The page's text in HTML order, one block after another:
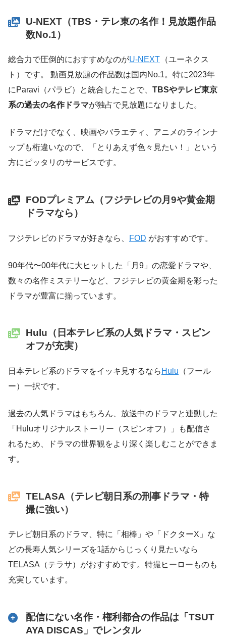
U-NEXT（TBS・テレ東の名作！見放題作品
数No.1）
総合力で圧倒的におすすめなのがU-NEXT （ユーネクス
ト）です。 動画見放題の作品数は国内No.1。特に2023年
にParavi（パラビ）と統合したことで、 TBSやテレビ東京
系の過去の名作ドラマが独占で見放題になりました。
ドラマだけでなく、映画やバラエティ、アニメのラインナ
ップも桁違いなので、「とりあえず色々見たい！」という
方にピッタリのサービスです。
FODプレミアム（フジテレビの月9や黄金期
ドラマなら）
フジテレビのドラマが好きなら、 FOD がおすすめです。
90年代〜00年代に大ヒットした「月9」の恋愛ドラマや、
数々の名作ミステリーなど、フジテレビの黄金期を彩った
ドラマが豊富に揃っています。
Hulu（日本テレビ系の人気ドラマ・スピン
オフが充実）
日本テレビ系のドラマをイッキ見するなら Hulu （フール
ー）一択です。
過去の人気ドラマはもちろん、放送中のドラマと連動した
「Huluオリジナルストーリー（スピンオフ）」も配信さ
れるため、ドラマの世界観をより深く楽しむことができま
す。
TELASA（テレビ朝日系の刑事ドラマ・特
撮に強い）
テレビ朝日系のドラマ、特に「相棒」や「ドクターX」な
どの長寿人気シリーズを1話からじっくり見たいなら
TELASA（テラサ）がおすすめです。特撮ヒーローものも
充実しています。
配信にない名作・権利都合の作品は「TSUT
AYA DISCAS」でレンタル